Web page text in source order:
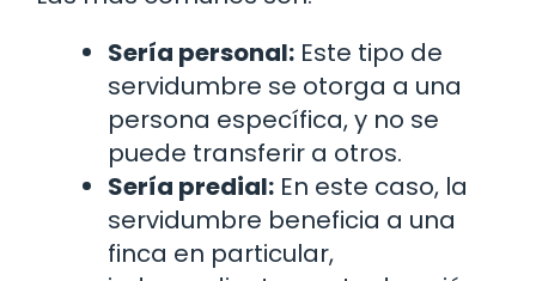
Sería personal: Este tipo de
servidumbre se otorga a una
persona específica, y no se
puede transferir a otros.
Sería predial: En este caso, la
servidumbre beneficia a una
finca en particular,